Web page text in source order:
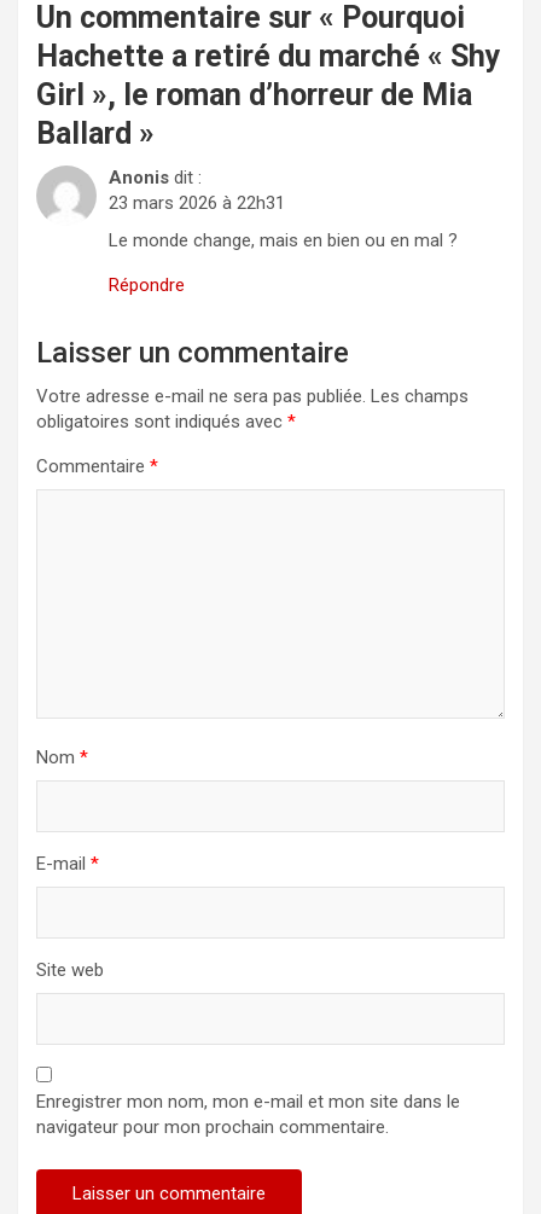
Un commentaire sur « Pourquoi
Hachette a retiré du marché « Shy
Girl », le roman d’horreur de Mia
Ballard »
Anonis dit :
23 mars 2026 à 22h31
Le monde change, mais en bien ou en mal ?
Répondre
Laisser un commentaire
Votre adresse e-mail ne sera pas publiée. Les champs
obligatoires sont indiqués avec *
Commentaire *
Nom *
E-mail *
Site web
Enregistrer mon nom, mon e-mail et mon site dans le
navigateur pour mon prochain commentaire.